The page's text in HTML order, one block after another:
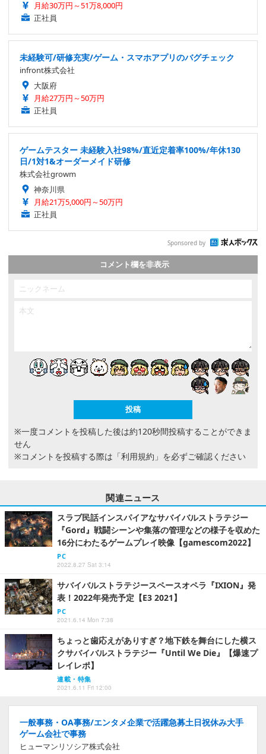
月給30万円～51万8,000円
正社員
未経験可/研修充実/ゲーム・スマホアプリのバグチェック
infront株式会社
大阪府
月給27万円～50万円
正社員
ゲームテスター 未経験入社98%/直近定着率100%/年休130
日/1対1&オーダーメイド研修
株式会社growm
神奈川県
月給21万5,000円～50万円
正社員
Sponsored by
コメント欄を非表示
※一度コメントを投稿した後は約120秒間投稿することができま
せん
※コメントを投稿する際は 「利用規約」 を必ずご確認ください
関連ニュース
スラブ民話インスパイアなサバイバルストラテジー
『Gord』戦闘シーンや集落の管理などの様子を収めた
16分にわたるゲームプレイ映像【gamescom2022】
PC
2022.8.27 Sat 3:14
サバイバルストラテジースペースオペラ『IXION』発
表！2022年発売予定【E3 2021】
PC
2021.6.14 Mon 7:38
ちょっと歯応えがありすぎ？地下鉄を舞台にした横ス
クサバイバルストラテジー『Until We Die』【爆速プ
レイレポ】
連載・特集
2021.6.11 Fri 12:00
一般事務・OA事務/エンタメ企業で活躍急募土日祝休み大手
ゲーム会社で事務
ヒューマンリソシア株式会社